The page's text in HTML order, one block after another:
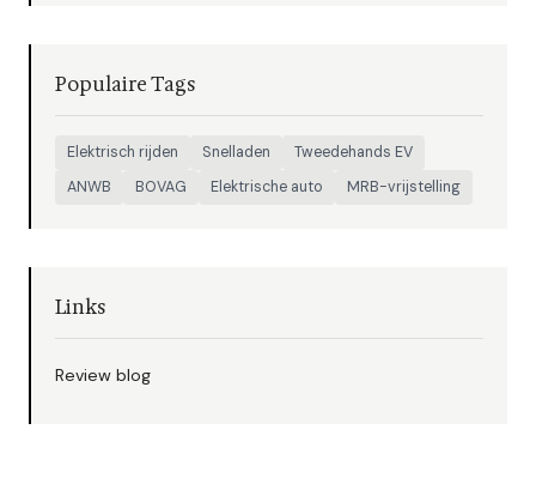
Populaire Tags
Elektrisch rijden Snelladen
Tweedehands EV
ANWB
BOVAG Elektrische auto MRB-vrijstelling
Links
Review blog